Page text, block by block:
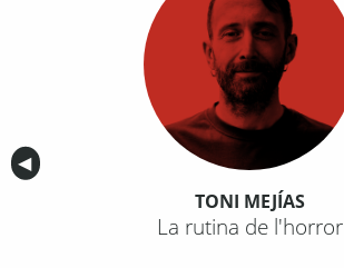
Anterior
◀︎
TONI MEJÍAS
La rutina de l'horror